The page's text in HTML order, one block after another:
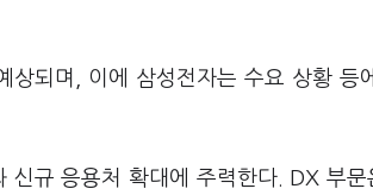
상되며, 이에 삼성전자는 수요 상황 등
규 응용처 확대에 주력한다. DX 부